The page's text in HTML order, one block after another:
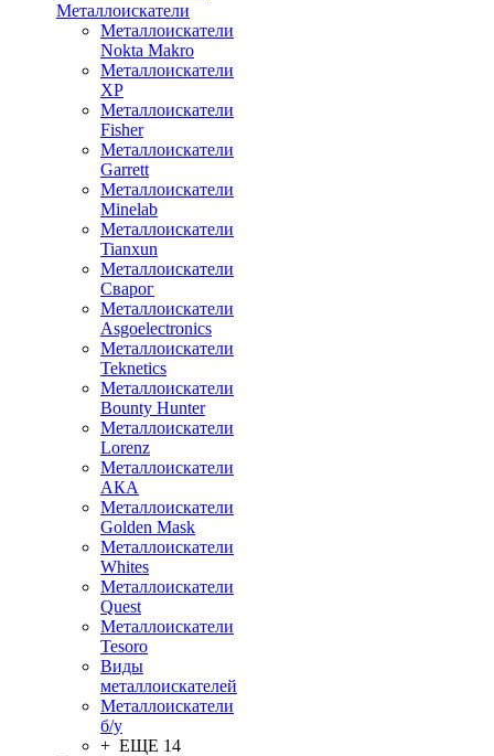
Металлоискатели
Металлоискатели
Nokta Makro
Металлоискатели
XP
Металлоискатели
Fisher
Металлоискатели
Garrett
Металлоискатели
Minelab
Металлоискатели
Tianxun
Металлоискатели
Сварог
Металлоискатели
Asgoelectronics
Металлоискатели
Teknetics
Металлоискатели
Bounty Hunter
Металлоискатели
Lorenz
Металлоискатели
АКА
Металлоискатели
Golden Mask
Металлоискатели
Whites
Металлоискатели
Quest
Металлоискатели
Tesoro
Виды
металлоискателей
Металлоискатели
б/у
+ ЕЩЕ 14